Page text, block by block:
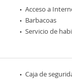
Acceso a
Barbacoas
Servicio de
Caja de